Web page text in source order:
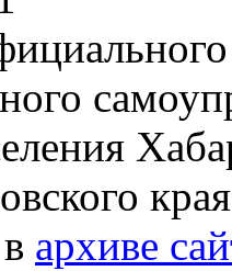
архиве